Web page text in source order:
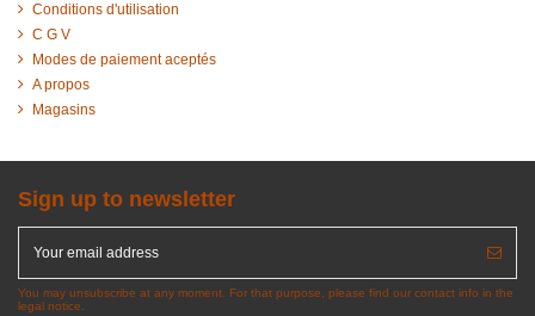
Conditions d'utilisation
C G V
Modes de paiement aceptés
A propos
Magasins
Sign up to newsletter
You may unsubscribe at any moment. For that purpose, please find our contact info in the
legal notice.